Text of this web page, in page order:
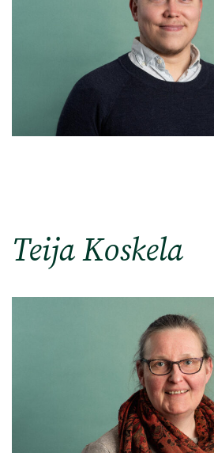
Teija Koskela